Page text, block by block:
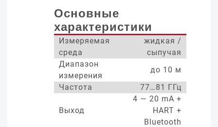
Основные
характеристики
Измеряемая
среда
жидкая /
сыпучая
Диапазон
измерения
до 10 м
Частота
77…81 ГГц
Выход
4 — 20 mA +
HART +
Bluetooth